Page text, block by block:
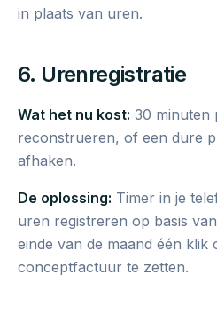
in plaats van uren.
6. Urenregistratie
Wat het nu kost: 30 minuten
reconstrueren, of een dure
afhaken.
De oplossing: Timer in je
uren registreren op basis
einde van de maand één klik
conceptfactuur te zetten.